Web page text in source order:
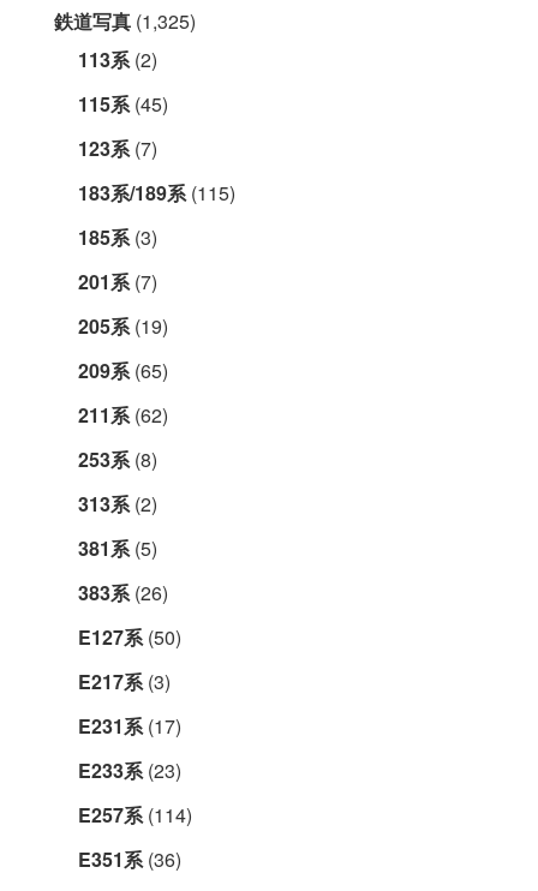
鉄道写真 (1,325)
113系(2)
115系(45)
123系(7)
183系/189系(115)
185系(3)
201系(7)
205系(19)
209系(65)
211系(62)
253系(8)
313系(2)
381系(5)
383系(26)
E127系(50)
E217系(3)
E231系(17)
E233系(23)
E257系(114)
E351系(36)